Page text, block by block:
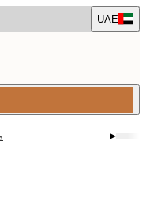
Skip
to
UAE
▸